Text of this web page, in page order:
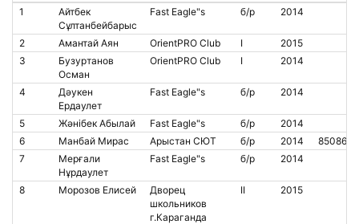
1
Айтбек
Сұлтанбейбарыс
Fast Eagle"s б/р 2014
2 Амантай Аян OrientPRO Club I
2015
3
Бузуртанов
Осман
OrientPRO Club I 2014
4
Дәукен
Ердаулет
Fast Eagle"s б/р 2014
5 Жәнібек Абылай Fast Eagle"s б/р
2014
6
Манбай Мирас Арыстан СЮТ б/р 2014
8508600
7
Мерғали
Нұрдаулет
Fast Eagle"s б/р 2014
8 Морозов Елисей
Дворец
школьников
г.Караганда
II 2015